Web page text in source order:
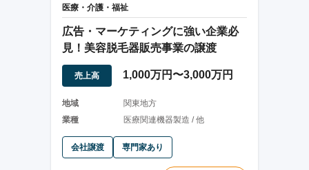
医療・介護・福祉
広告・マーケティングに強い企業必
見！美容脱毛器販売事業の譲渡
売上高 1,000万円〜3,000万円
地域
関東地方
業種
医療関連機器製造 / 他
会社譲渡 専門家あり